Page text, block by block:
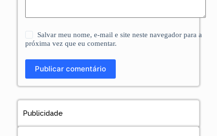
Salvar meu nome, e-mail e site neste navegador para a
próxima vez que eu comentar.
Publicar comentário
Publicidade